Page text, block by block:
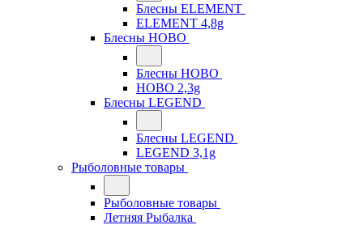
Блесны ELEMENT
ELEMENT 4,8g
Блесны HOBO
Блесны HOBO
HOBO 2,3g
Блесны LEGEND
Блесны LEGEND
LEGEND 3,1g
Рыболовные товары
Рыболовные товары
Летняя Рыбалка